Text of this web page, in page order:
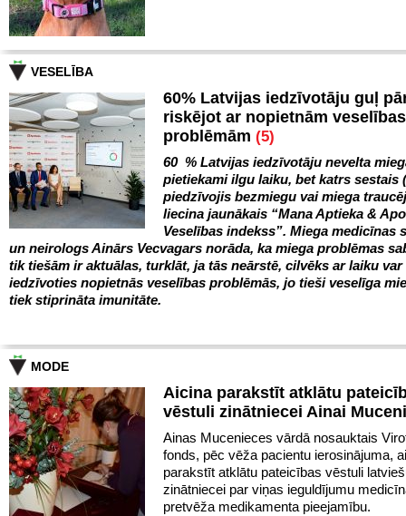
VESELĪBA
60% Latvijas iedzīvotāju guļ
riskējot ar nopietnām veselības
problēmām (5)
60 % Latvijas iedzīvotāju nevelta
pietiekami ilgu laiku, bet katrs sestais
piedzīvojis bezmiegu vai miega
liecina jaunākais “Mana Aptieka &
Veselības indekss”. Miega medicīnas
un neirologs Ainārs Vecvagars norāda, ka miega problēmas
tik tiešām ir aktuālas, turklāt, ja tās neārstē, cilvēks ar laiku var
iedzīvoties nopietnās veselības problēmās, jo tieši veselīga
tiek stiprināta imunitāte.
MODE
Aicina parakstīt atklātu
vēstuli zinātniecei Ainai
Ainas Mucenieces vārdā nosauktais
fonds, pēc vēža pacientu ierosinājuma,
parakstīt atklātu pateicības vēstuli
zinātniecei par viņas ieguldījumu
pretvēža medikamenta pieejamību.